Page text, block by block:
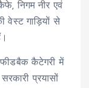
निगम नीर एवं
वेस्ट गाड़ियों से
फीडबैक कैटेगरी में
प्रयासों